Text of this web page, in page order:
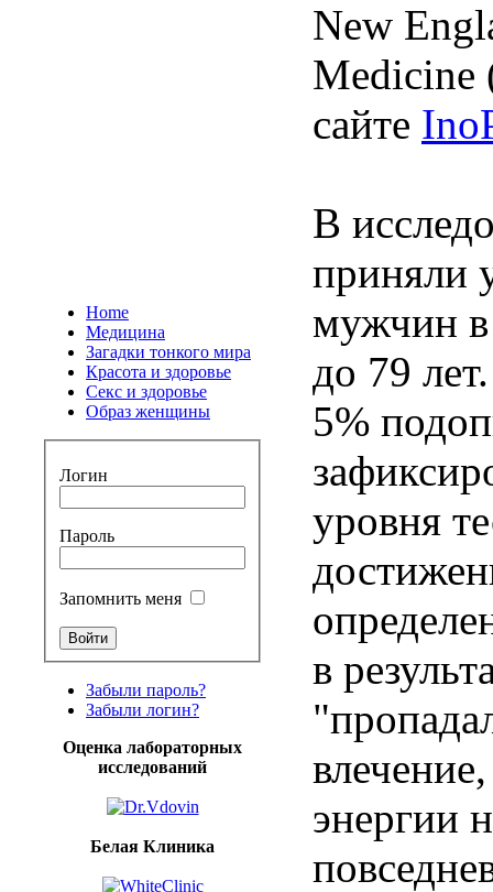
Home
Медицина
Загадки тонкого мира
Красота и здоровье
Секс и здоровье
Образ женщины
Логин
Пароль
Запомнить меня
Забыли пароль?
Забыли логин?
Оценка лабораторных
исследований
Белая Клиника
New
Medicine
сайте
В
приняли
мужчин в
до 79
5%
уровня
в
энергии